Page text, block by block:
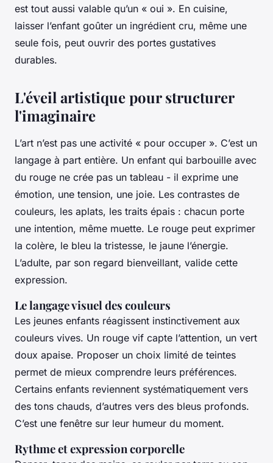
est tout aussi valable qu’un « oui ». En cuisine,
laisser l’enfant goûter un ingrédient cru, même une
seule fois, peut ouvrir des portes gustatives
durables.
L'éveil artistique pour structurer
l'imaginaire
L’art n’est pas une activité « pour occuper ». C’est un
langage à part entière. Un enfant qui barbouille avec
du rouge ne crée pas un tableau - il exprime une
émotion, une tension, une joie. Les contrastes de
couleurs, les aplats, les traits épais : chacun porte
une intention, même muette. Le rouge peut exprimer
la colère, le bleu la tristesse, le jaune l’énergie.
L’adulte, par son regard bienveillant, valide cette
expression.
Le langage visuel des couleurs
Les jeunes enfants réagissent instinctivement aux
couleurs vives. Un rouge vif capte l’attention, un vert
doux apaise. Proposer un choix limité de teintes
permet de mieux comprendre leurs préférences.
Certains enfants reviennent systématiquement vers
des tons chauds, d’autres vers des bleus profonds.
C’est une fenêtre sur leur humeur du moment.
Rythme et expression corporelle